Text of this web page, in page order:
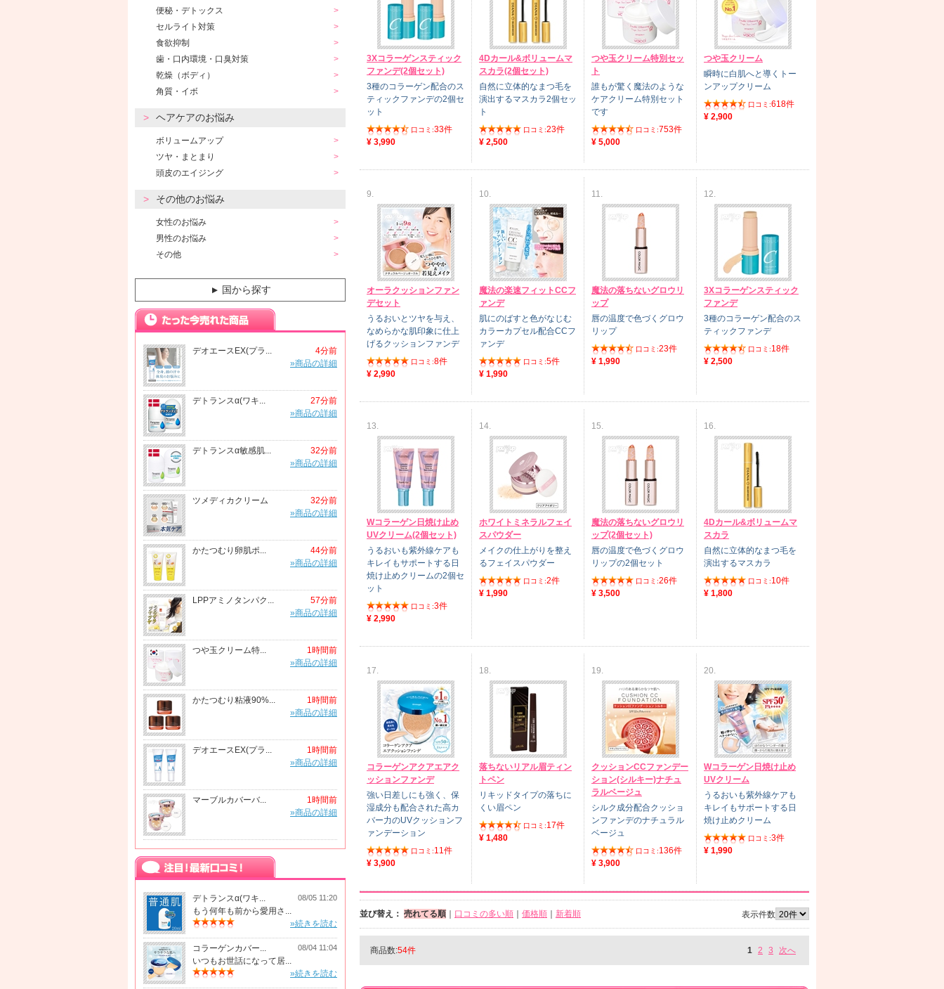
便秘・デトックス
セルライト対策
食欲抑制
歯・口内環境・口臭対策
乾燥（ボディ）
角質・イボ
ヘアケアのお悩み
ボリュームアップ
ツヤ・まとまり
頭皮のエイジング
その他のお悩み
女性のお悩み
男性のお悩み
その他
▼ 国から探す
デオエースEX(プラ...
4分前
»商品の詳細
デトランスα(ワキ...
27分前
»商品の詳細
デトランスα敏感肌...
32分前
»商品の詳細
ツメディカクリーム
32分前
»商品の詳細
かたつむり卵肌ポ...
44分前
»商品の詳細
LPPアミノタンパク...
57分前
»商品の詳細
つや玉クリーム特...
1時間前
»商品の詳細
かたつむり粘液90%...
1時間前
»商品の詳細
デオエースEX(プラ...
1時間前
»商品の詳細
マーブルカバーバ...
1時間前
»商品の詳細
デトランスα(ワキ... 08/05 11:20
もう何年も前から愛用さ...
»続きを読む
コラーゲンカバー... 08/04 11:04
いつもお世話になって居...
»続きを読む
3Xコラーゲンスティック
ファンデ(2個セット)
3種のコラーゲン配合のス
ティックファンデの2個セ
ット
口コミ:33件
¥ 3,990
4Dカール&ボリュームマ
スカラ(2個セット)
自然に立体的なまつ毛を
演出するマスカラ2個セッ
ト
口コミ:23件
¥ 2,500
つや玉クリーム特別セッ
ト
誰もが驚く魔法のような
ケアクリーム特別セット
です
口コミ:753件
¥ 5,000
つや玉クリーム
瞬時に白肌へと導くトー
ンアップクリーム
口コミ:618件
¥ 2,900
9.
オーラクッションファン
デセット
うるおいとツヤを与え、
なめらかな肌印象に仕上
げるクッションファンデ
口コミ:8件
¥ 2,990
10.
魔法の楽速フィットCCフ
ァンデ
肌にのばすと色がなじむ
カラーカプセル配合CCフ
ァンデ
口コミ:5件
¥ 1,990
11.
魔法の落ちないグロウリ
ップ
唇の温度で色づくグロウ
リップ
口コミ:23件
¥ 1,990
12.
3Xコラーゲンスティック
ファンデ
3種のコラーゲン配合のス
ティックファンデ
口コミ:18件
¥ 2,500
13.
Wコラーゲン日焼け止め
UVクリーム(2個セット)
うるおいも紫外線ケアも
キレイもサポートする日
焼け止めクリームの2個セ
ット
口コミ:3件
¥ 2,990
14.
ホワイトミネラルフェイ
スパウダー
メイクの仕上がりを整え
るフェイスパウダー
口コミ:2件
¥ 1,990
15.
魔法の落ちないグロウリ
ップ(2個セット)
唇の温度で色づくグロウ
リップの2個セット
口コミ:26件
¥ 3,500
16.
4Dカール&ボリュームマ
スカラ
自然に立体的なまつ毛を
演出するマスカラ
口コミ:10件
¥ 1,800
17.
コラーゲンアクアエアク
ッションファンデ
強い日差しにも強く、保
湿成分も配合された高カ
バー力のUVクッションフ
ァンデーション
口コミ:11件
¥ 3,900
18.
落ちないリアル眉ティン
トペン
リキッドタイプの落ちに
くい眉ペン
口コミ:17件
¥ 1,480
19.
クッションCCファンデー
ション(シルキー)ナチュ
ラルベージュ
シルク成分配合クッショ
ンファンデのナチュラル
ベージュ
口コミ:136件
¥ 3,900
20.
Wコラーゲン日焼け止め
UVクリーム
うるおいも紫外線ケアも
キレイもサポートする日
焼け止めクリーム
口コミ:3件
¥ 1,990
並び替え： 売れてる順 口コミの多い順 価格順 新着順 表示件数
商品数:54件 1 2 3 次へ